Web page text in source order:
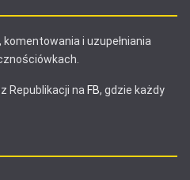
i uzupełniania
Republikacji na FB, gdzie każdy